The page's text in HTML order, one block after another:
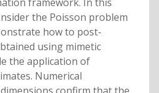
the Poisson problem
how to post-
using mimetic
the application of
Numerical